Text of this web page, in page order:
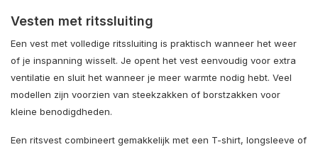
Vesten met ritssluiting
Een vest met volledige ritssluiting is praktisch wanneer het weer
of je inspanning wisselt. Je opent het vest eenvoudig voor extra
ventilatie en sluit het wanneer je meer warmte nodig hebt. Veel
modellen zijn voorzien van steekzakken of borstzakken voor
kleine benodigdheden.
Een ritsvest combineert gemakkelijk met een T-shirt, longsleeve of